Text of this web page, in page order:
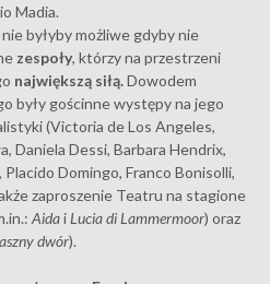
Madia.
byłyby możliwe gdyby nie
zespoły, którzy na przestrzeni
największą siłą.Dowodem
były gościnne występy na jego
(Victoria de Los Angeles,
Daniela Dessi, Barbara Hendrix,
Domingo, Franco Bonisolli,
zaproszenie Teatru na stagione
Aidai Lucia di Lammermoor) oraz
dwór).